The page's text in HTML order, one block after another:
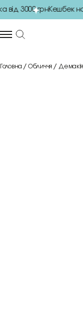
3000 грнКешбек на
Головна Обличчя